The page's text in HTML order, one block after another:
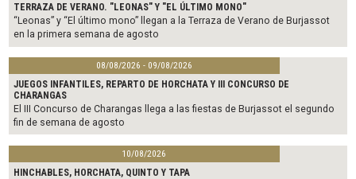
TERRAZA DE VERANO. "LEONAS" Y "EL ÚLTIMO MONO"
“Leonas” y “El último mono” llegan a la Terraza de Verano de Burjassot
en la primera semana de agosto
08/08/2026 - 09/08/2026
JUEGOS INFANTILES, REPARTO DE HORCHATA Y III CONCURSO DE
CHARANGAS
El III Concurso de Charangas llega a las fiestas de Burjassot el segundo
fin de semana de agosto
10/08/2026
HINCHABLES, HORCHATA, QUINTO Y TAPA